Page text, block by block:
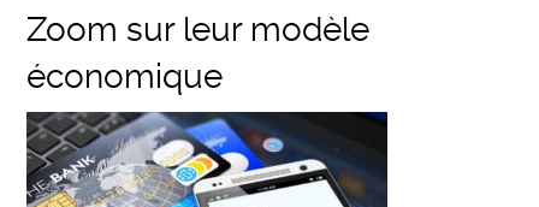
Zoom sur leur modèle
économique